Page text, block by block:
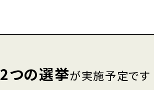
2つの選挙が実施予定です